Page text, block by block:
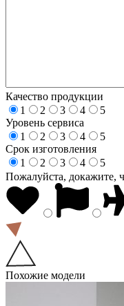
Качество продукции
1
2 3 4
5
Уровень сервиса
1
2 3 4
5
Срок изготовления
1
2 3 4
5
Пожалуйста, докажите,
Похожие модели